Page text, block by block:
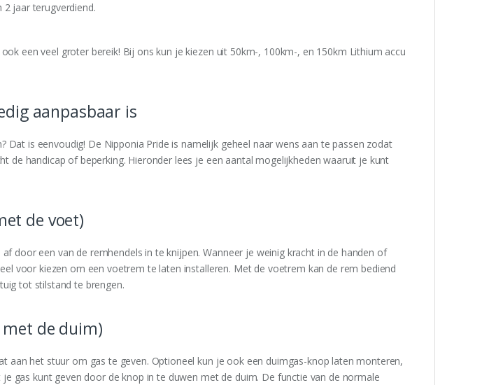
jaar terugverdiend.
een veel groter bereik! Bij ons kun je kiezen uit 50km-, 100km-, en 150km Lithium accu
aanpasbaar is
Dat is eenvoudig! De Nipponia Pride is namelijk geheel naar wens aan te passen zodat
de handicap of beperking. Hieronder lees je een aantal mogelijkheden waaruit je kunt
de voet)
door een van de remhendels in te knijpen. Wanneer je weinig kracht in de handen of
voor kiezen om een voetrem te laten installeren. Met de voetrem kan de rem bediend
tot stilstand te brengen.
met de duim)
aan het stuur om gas te geven. Optioneel kun je ook een duimgas-knop laten monteren,
gas kunt geven door de knop in te duwen met de duim. De functie van de normale